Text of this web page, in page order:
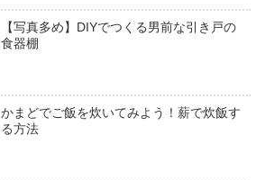
【写真多め】DIYでつくる男前な引き戸の
食器棚
かまどでご飯を炊いてみよう！薪で炊飯す
る方法